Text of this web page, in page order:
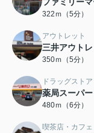
ファミリー
322ｍ（5分）
アウトレット
三井アウト
350ｍ（5分）
ドラッグストア
薬局スーパ
480ｍ（6分）
喫茶店・カフェ